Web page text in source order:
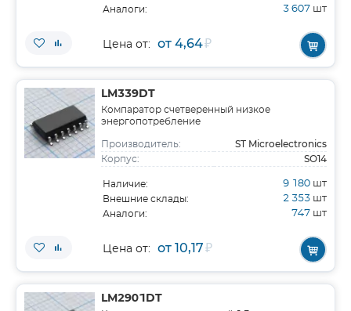
Аналоги: 3 607 шт
Цена от: от 4,64₽
LM339DT
Компаратор счетверенный низкое
энергопотребление
Производитель: ST Microelectronics
Корпус: SO14
Наличие: 9 180 шт
Внешние склады: 2 353 шт
Аналоги: 747 шт
Цена от: от 10,17₽
LM2901DT